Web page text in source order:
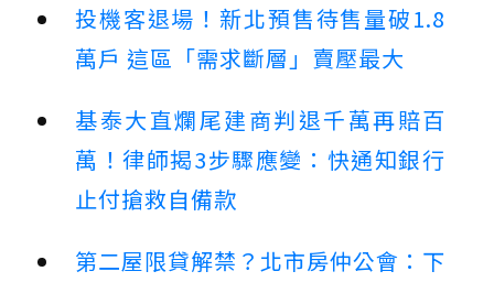
投機客退場！新北預售待售量破1.8
萬戶 這區「需求斷層」賣壓最大
基泰大直爛尾建商判退千萬再賠百
萬！律師揭3步驟應變：快通知銀行
止付搶救自備款
第二屋限貸解禁？北市房仲公會：下